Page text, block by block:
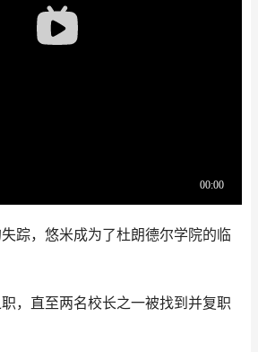
，悠米成为了杜朗德尔学院的临
直至两名校长之一被找到并复职